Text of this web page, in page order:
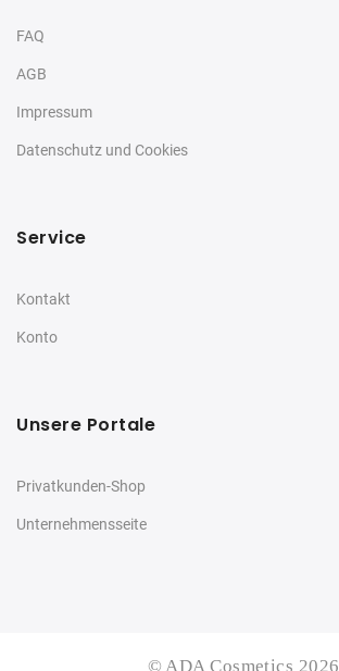
FAQ
AGB
Impressum
Datenschutz und Cookies
Service
Kontakt
Konto
Unsere Portale
Privatkunden-Shop
Unternehmensseite
© ADA Cosmetics 2026